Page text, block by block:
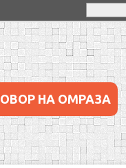
НА ОМРАЗА